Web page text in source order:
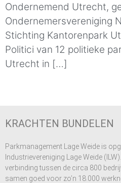
Ondernemend Utrecht,
Ondernemersvereniging
Stichting Kantorenpark
Politici van 12 politieke
Utrecht in […]
KRACHTEN BUNDELEN
Parkmanagement Lage Weide is
Industrievereniging Lage Weide
verbinding tussen de circa 800
samen goed voor zo’n 18.000